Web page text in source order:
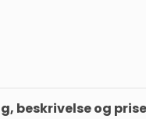
beskrivelse og